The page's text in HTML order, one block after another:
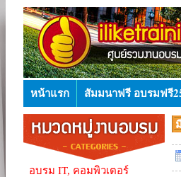
หน้าแรก สัมมนาฟรี อบรมฟรี
อบรม IT, คอมพิวเตอร์